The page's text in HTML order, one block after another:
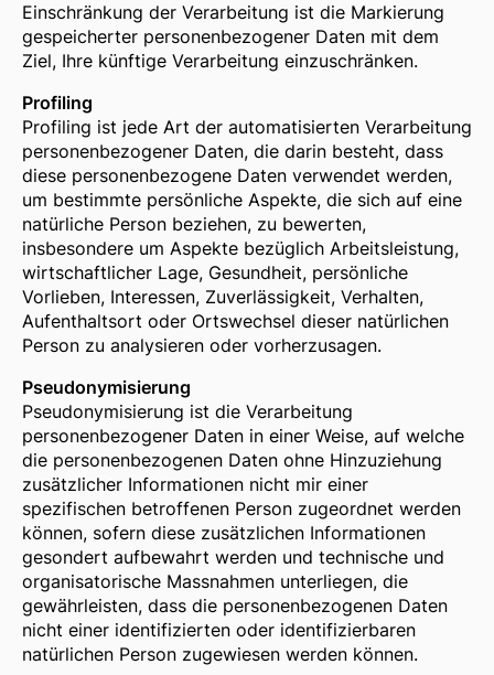
Einschränkung der Verarbeitung ist die Markierung
gespeicherter personenbezogener Daten mit dem
Ziel, Ihre künftige Verarbeitung einzuschränken.
Profiling
Profiling ist jede Art der automatisierten Verarbeitung
personenbezogener Daten, die darin besteht, dass
diese personenbezogene Daten verwendet werden,
um bestimmte persönliche Aspekte, die sich auf eine
natürliche Person beziehen, zu bewerten,
insbesondere um Aspekte bezüglich Arbeitsleistung,
wirtschaftlicher Lage, Gesundheit, persönliche
Vorlieben, Interessen, Zuverlässigkeit, Verhalten,
Aufenthaltsort oder Ortswechsel dieser natürlichen
Person zu analysieren oder vorherzusagen.
Pseudonymisierung
Pseudonymisierung ist die Verarbeitung
personenbezogener Daten in einer Weise, auf welche
die personenbezogenen Daten ohne Hinzuziehung
zusätzlicher Informationen nicht mir einer
spezifischen betroffenen Person zugeordnet werden
können, sofern diese zusätzlichen Informationen
gesondert aufbewahrt werden und technische und
organisatorische Massnahmen unterliegen, die
gewährleisten, dass die personenbezogenen Daten
nicht einer identifizierten oder identifizierbaren
natürlichen Person zugewiesen werden können.